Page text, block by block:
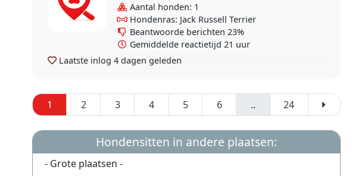
Aantal honden: 1
Hondenras: Jack Russell Terrier
Beantwoorde berichten 23%
Gemiddelde reactietijd 21 uur
Laatste inlog 4 dagen geleden
1 2 3 4 5 6 .. 24
Hondensitten in andere plaatsen:
- Grote plaatsen -